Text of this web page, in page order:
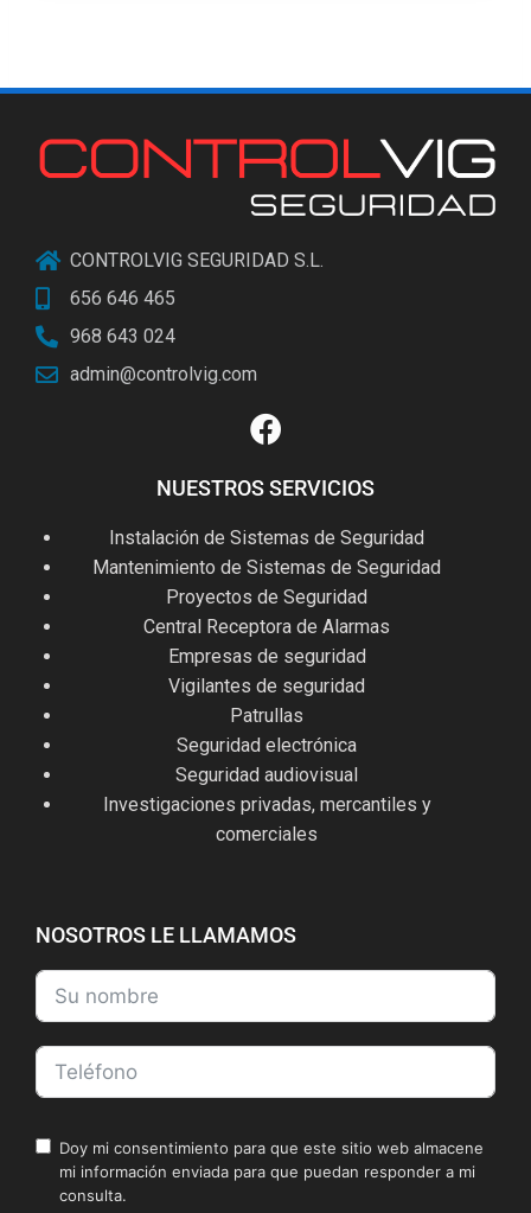
CONTROLVIG SEGURIDAD S.L.
656 646 465
968 643 024
admin@controlvig.com
NUESTROS SERVICIOS
Instalación de Sistemas de Seguridad
Mantenimiento de Sistemas de Seguridad
Proyectos de Seguridad
Central Receptora de Alarmas
Empresas de seguridad
Vigilantes de seguridad
Patrullas
Seguridad electrónica
Seguridad audiovisual
Investigaciones privadas, mercantiles y
comerciales
NOSOTROS LE LLAMAMOS
Doy mi consentimiento para que este sitio web almacene
mi información enviada para que puedan responder a mi
consulta.